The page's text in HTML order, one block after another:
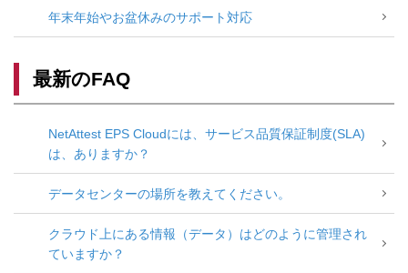
年末年始やお盆休みのサポート対応
最新のFAQ
NetAttest EPS Cloudには、サービス品質保証制度(SLA)
は、ありますか？
データセンターの場所を教えてください。
クラウド上にある情報（データ）はどのように管理され
ていますか？